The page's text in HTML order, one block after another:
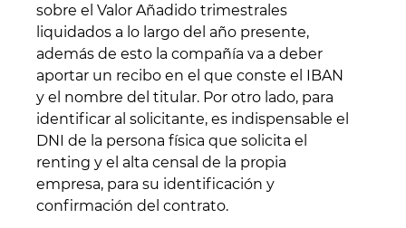
sobre el Valor Añadido trimestrales
liquidados a lo largo del año presente,
además de esto la compañía va a deber
aportar un recibo en el que conste el IBAN
y el nombre del titular. Por otro lado, para
identificar al solicitante, es indispensable el
DNI de la persona física que solicita el
renting y el alta censal de la propia
empresa, para su identificación y
confirmación del contrato.